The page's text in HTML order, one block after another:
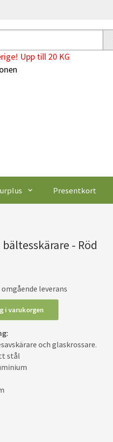
Upp till 20 KG
Presentkort
- Röd
leverans
i varukorgen
och glaskrossare.
stål